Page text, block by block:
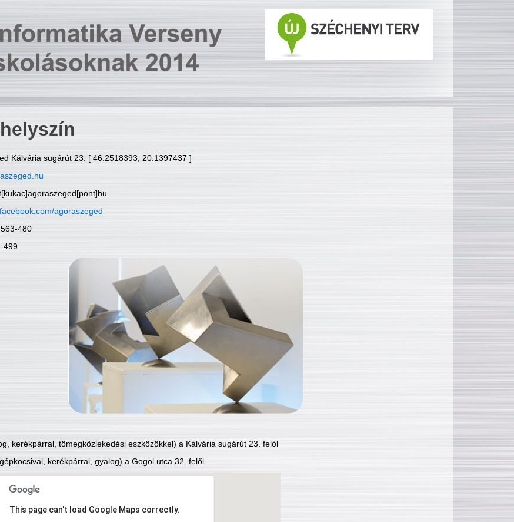
Kálvária sugárút 23. [ 46.2518393, 20.1397437 ]
agoraszeged
480
499
kerékpárral, tömegközlekedési eszközökkel) a Kálvária sugárút 23. felől
kerékpárral, gyalog) a Gogol utca 32. felől
This page can't load Google Maps correctly.